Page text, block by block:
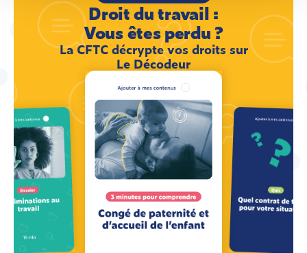
Droit du travail :
Vous êtes perdu ?
La CFTC décrypte vos droits sur
Le Décodeur